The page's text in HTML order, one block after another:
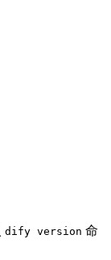
dify version 命